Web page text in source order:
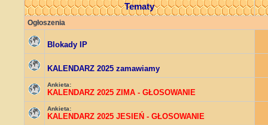
Tematy
Ogłoszenia
Blokady IP
KALENDARZ 2025 zamawiamy
Ankieta:
KALENDARZ 2025 ZIMA - GŁOSOWANIE
Ankieta:
KALENDARZ 2025 JESIEŃ - GŁOSOWANIE